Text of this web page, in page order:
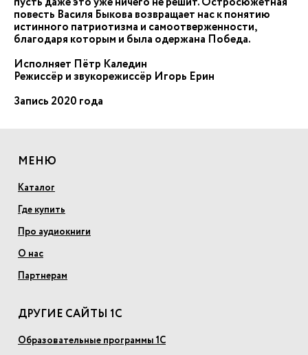
повесть Василя Быкова возвращает нас к понятию
истинного патриотизма и самоотверженности,
благодаря которым и была одержана Победа.
Исполняет Пётр Каледин
Режиссёр и звукорежиссёр Игорь Ерин
Запись 2020 года
МЕНЮ
Каталог
Где купить
Про аудиокниги
О нас
Партнерам
ДРУГИЕ САЙТЫ 1С
Образовательные программы 1С